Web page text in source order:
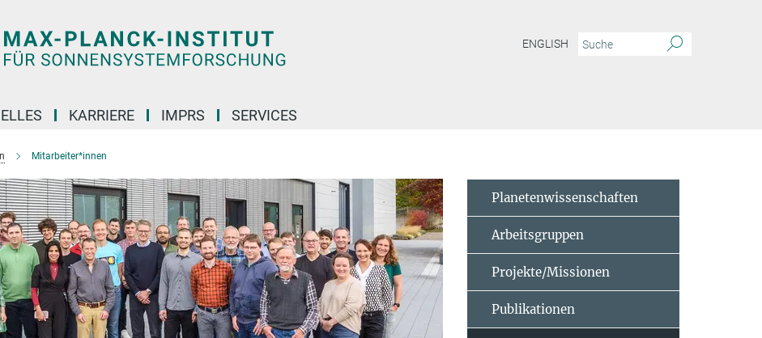
ENGLISH
KARRIERE IMPRS SERVICES
Mitarbeiter*innen
Planetenwissenschaften
Arbeitsgruppen
Projekte/Missionen
Publikationen